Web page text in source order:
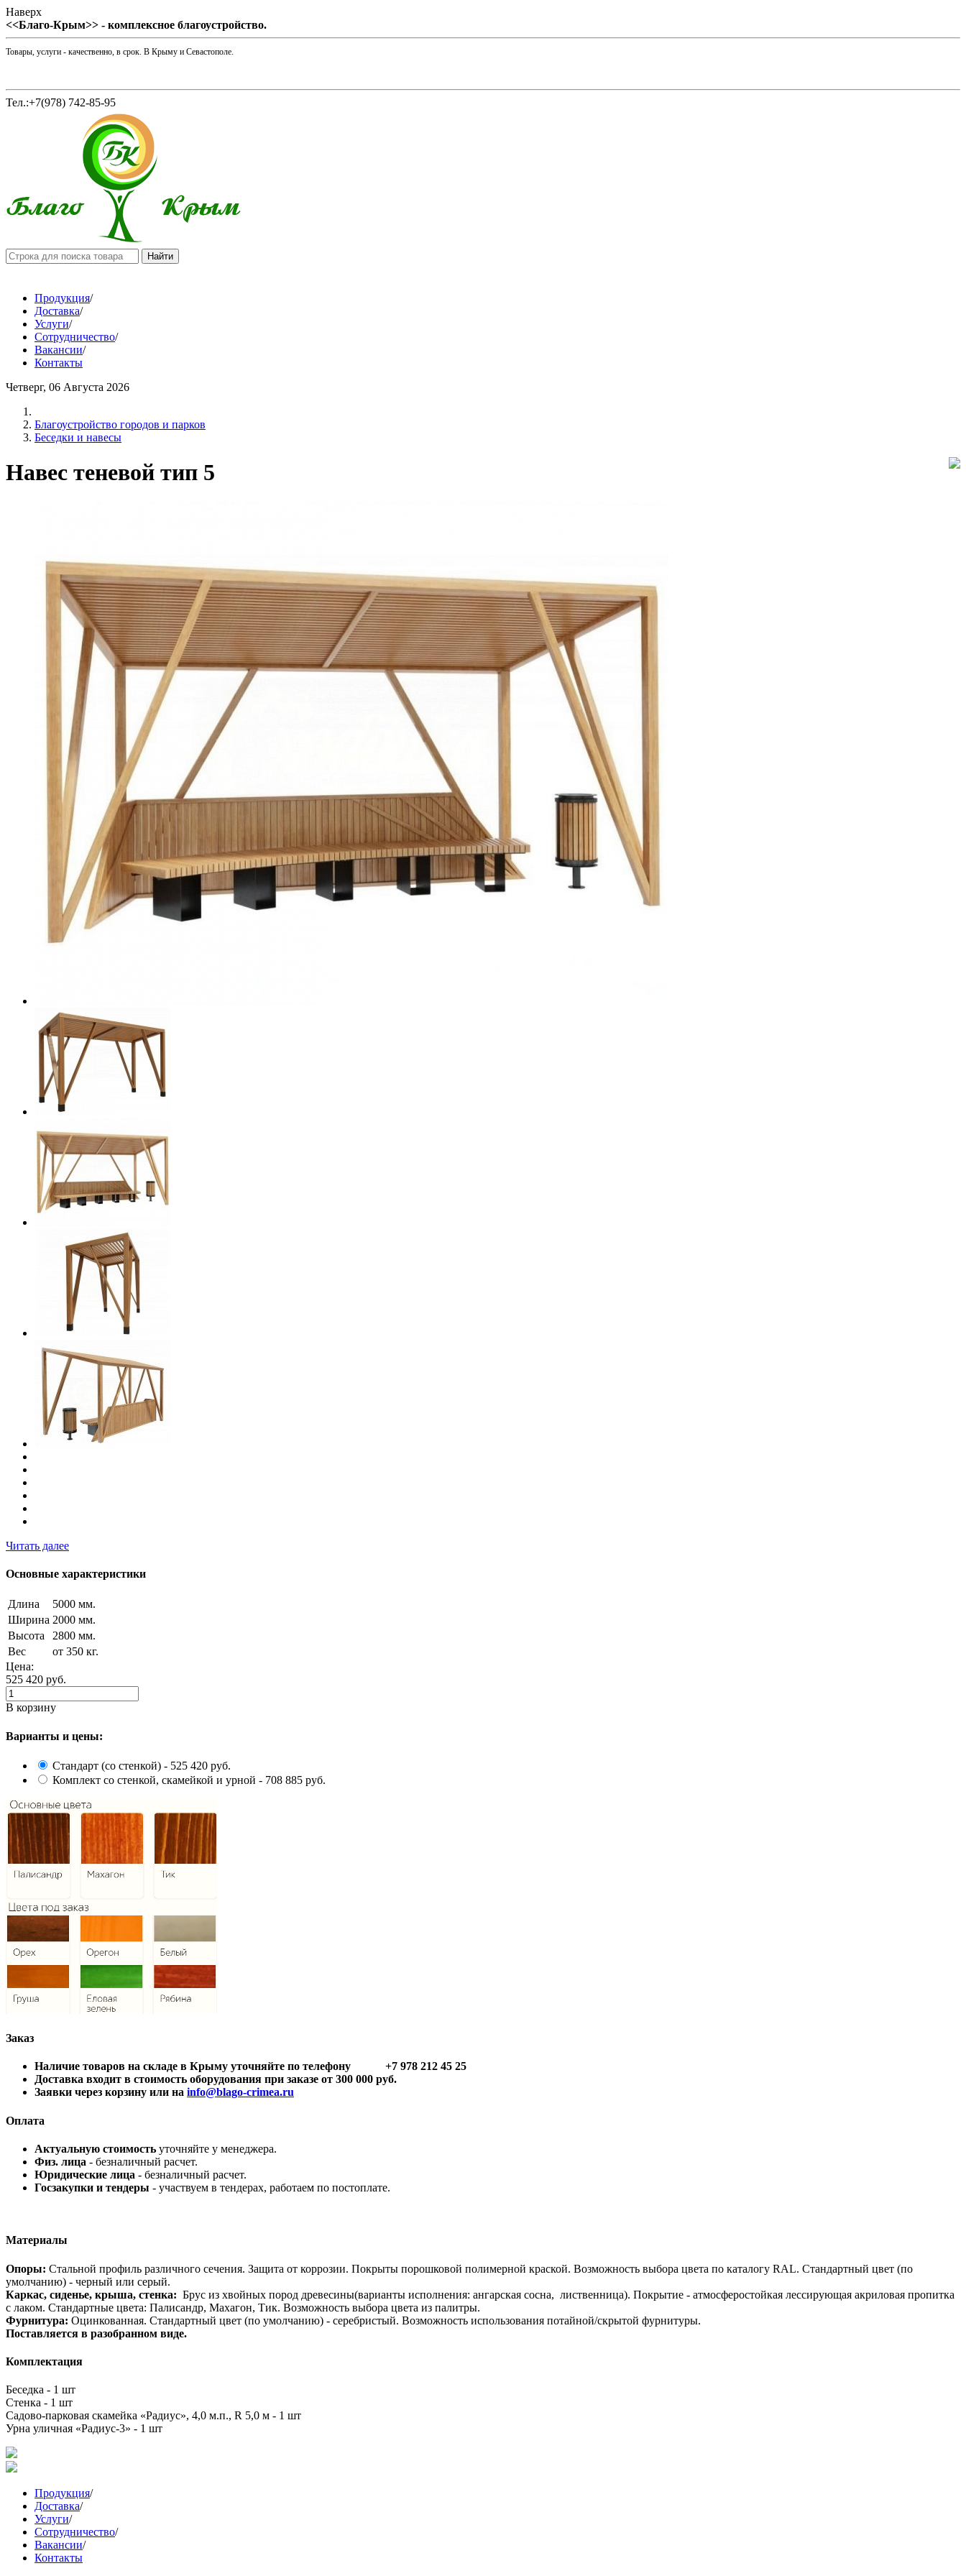
Наверх
<<Благо-Крым>> - комплексное благоустройство.
Товары, услуги - качественно, в срок. В Крыму и Севастополе.
Тел.:+7(978) 742-85-95
Продукция/
Доставка/
Услуги/
Сотрудничество/
Вакансии/
Контакты
Четверг, 06 Августа 2026
Благоустройство городов и парков
Беседки и навесы
Навес теневой тип 5
Читать далее
Основные характеристики
Длина
5000 мм.
Ширина 2000 мм.
Высота
2800 мм.
Вес
от 350 кг.
Цена:
525 420 руб.
В корзину
Варианты и цены:
Стандарт (со стенкой) - 525 420 руб.
Комплект со стенкой, скамейкой и урной - 708 885 руб.
Заказ
Наличие товаров на складе в Крыму уточняйте по телефону +7 978 212 45 25
Доставка входит в стоимость оборудования при заказе от 300 000 руб.
Заявки через корзину или на info@blago-crimea.ru
Оплата
Актуальную стоимость уточняйте у менеджера.
Физ. лица - безналичный расчет.
Юридические лица - безналичный расчет.
Госзакупки и тендеры - участвуем в тендерах, работаем по постоплате.
Материалы
Опоры: Стальной профиль различного сечения. Защита от коррозии. Покрыты порошковой полимерной краской. Возможность выбора цвета по каталогу RAL. Стандартный цвет (по
умолчанию) - черный или серый.
Каркас, сиденье, крыша, стенка: Брус из хвойных пород древесины(варианты исполнения: ангарская сосна, лиственница). Покрытие - атмосферостойкая лессирующая акриловая пропитка
с лаком. Стандартные цвета: Палисандр, Махагон, Тик. Возможность выбора цвета из палитры.
Фурнитура: Оцинкованная. Стандартный цвет (по умолчанию) - серебристый. Возможность использования потайной/скрытой фурнитуры.
Поставляется в разобранном виде.
Комплектация
Беседка - 1 шт
Стенка - 1 шт
Садово-парковая скамейка «Радиус», 4,0 м.п., R 5,0 м - 1 шт
Урна уличная «Радиус-3» - 1 шт
Продукция/
Доставка/
Услуги/
Сотрудничество/
Вакансии/
Контакты